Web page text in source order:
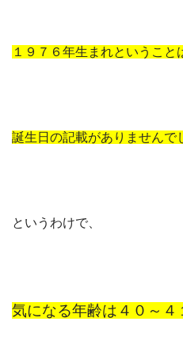
１９７６年生まれということ
誕生日の記載がありませんで
というわけで、
気になる年齢は４０～４